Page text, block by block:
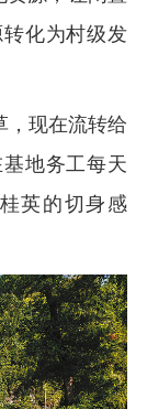
化为村级发
，现在流转给
地务工每天
英的切身感